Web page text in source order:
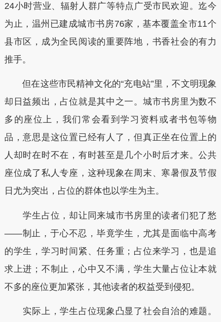
24小时营业、辐射人群广等特点广受市民欢迎。迄今
为止，温州已建成城市书房76家，基本覆盖全市11个
县市区，成为全民阅读的重要阵地，书香社会的有力
推手。
但在这些市民精神文化的“充电站”里，不文明现象
却日益频出，占位就是其中之一。城市书房里为数不
多的座位上，我们常会看到学习资料或者书包等物
品，意思是这位置已经有人了，但真正坐在位置上的
人却时在时不在，有时甚至是几个小时后才来。公共
座位成了私人专座，这种现象在周末、寒暑假及节假
日尤为突出，占位的群体也以学生为主。
学生占位，却让同来城市书房里的读者们犯了愁
——制止，于心不忍，毕竟学生，尤其是面临中高考
的学生，学习时间紧、任务重；占位来学习，也是追
求上进；不制止，心中又不满，学生大量占位让本就
不多的座位更加紧张，其他读者的权益受到侵犯。
实际上，学生占位现象凸显了社会自治的难题。